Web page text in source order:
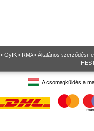
• GyIK • RMA• Általános szerződési
A csomagküldés a